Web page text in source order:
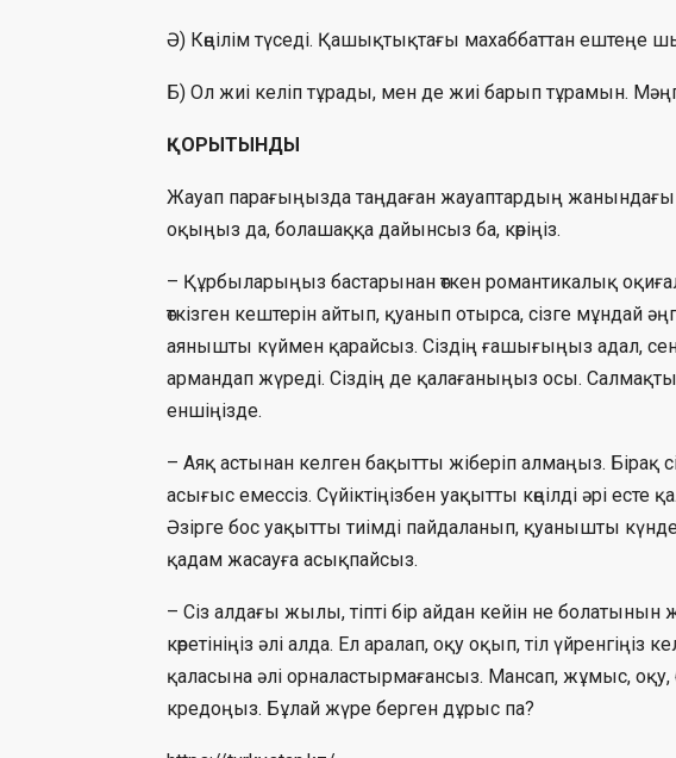
Ә) Көңілім түседі. Қашықтықтағы махаббаттан ештеңе
Б) Ол жиі келіп тұрады, мен де жиі барып тұрамын.
ҚОРЫТЫНДЫ
Жауап парағыңызда таңдаған жауаптардың жанындағы
оқыңыз да, болашаққа дайынсыз ба, көріңіз.
– Құрбыларыңыз бастарынан өткен романтикалық
өткізген кештерін айтып, қуанып отырса, сізге мұндай
аянышты күймен қарайсыз. Сіздің ғашығыңыз адал,
армандап жүреді. Сіздің де қалағаныңыз осы.
еншіңізде.
– Аяқ астынан келген бақытты жіберіп алмаңыз. Бірақ
асығыс емессіз. Сүйіктіңізбен уақытты көңілді әрі есте
Әзірге бос уақытты тиімді пайдаланып, қуанышты
қадам жасауға асықпайсыз.
– Сіз алдағы жылы, тіпті бір айдан кейін не болатынын
көретініңіз әлі алда. Ел аралап, оқу оқып, тіл
қаласына әлі орналастырмағансыз. Мансап, жұмыс, оқу,
кредоңыз. Бұлай жүре берген дұрыс па?